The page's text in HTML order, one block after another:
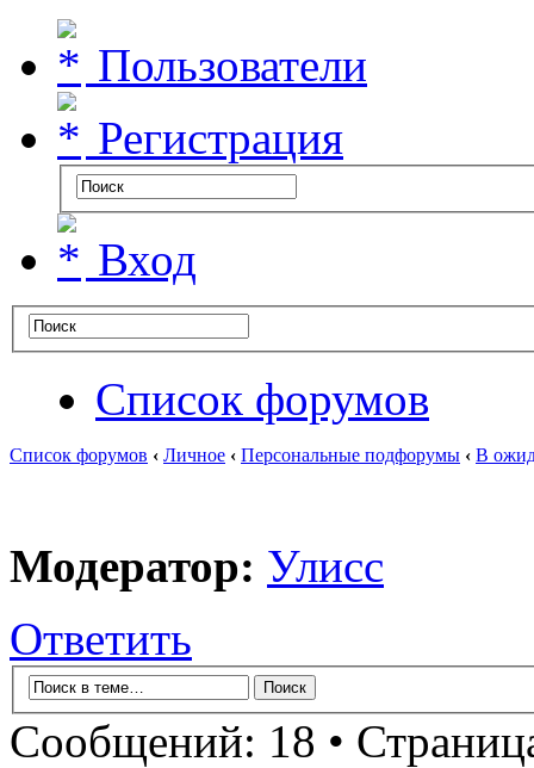
Пользователи
Регистрация
Вход
Список форумов
Список форумов ‹ Личное ‹ Персональные подфорумы ‹ В
Модератор: Улисс
Ответить
Сообщений: 18 •